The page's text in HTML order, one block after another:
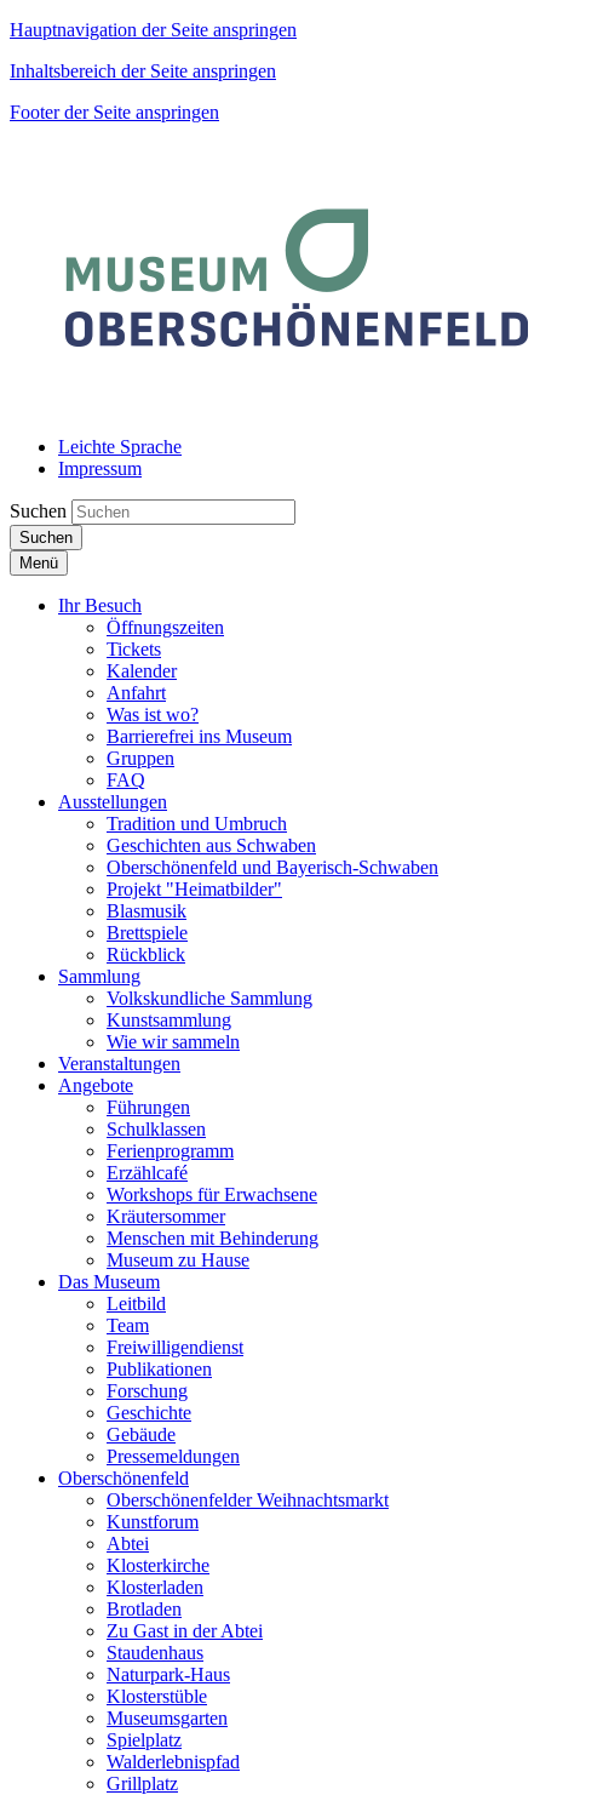
Hauptnavigation der Seite anspringen
Inhaltsbereich der Seite anspringen
Footer der Seite anspringen
Leichte Sprache
Impressum
Suchen
Suchen
Menü
Ihr Besuch
Öffnungszeiten
Tickets
Kalender
Anfahrt
Was ist wo?
Barrierefrei ins Museum
Gruppen
FAQ
Ausstellungen
Tradition und Umbruch
Geschichten aus Schwaben
Oberschönenfeld und Bayerisch-Schwaben
Projekt "Heimatbilder"
Blasmusik
Brettspiele
Rückblick
Sammlung
Volkskundliche Sammlung
Kunstsammlung
Wie wir sammeln
Veranstaltungen
Angebote
Führungen
Schulklassen
Ferienprogramm
Erzählcafé
Workshops für Erwachsene
Kräutersommer
Menschen mit Behinderung
Museum zu Hause
Das Museum
Leitbild
Team
Freiwilligendienst
Publikationen
Forschung
Geschichte
Gebäude
Pressemeldungen
Oberschönenfeld
Oberschönenfelder Weihnachtsmarkt
Kunstforum
Abtei
Klosterkirche
Klosterladen
Brotladen
Zu Gast in der Abtei
Staudenhaus
Naturpark-Haus
Klosterstüble
Museumsgarten
Spielplatz
Walderlebnispfad
Grillplatz